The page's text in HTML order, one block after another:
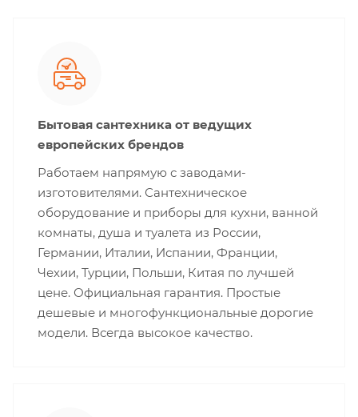
Бытовая сантехника от ведущих
европейских брендов
Работаем напрямую с заводами-
изготовителями. Сантехническое
оборудование и приборы для кухни, ванной
комнаты, душа и туалета из России,
Германии, Италии, Испании, Франции,
Чехии, Турции, Польши, Китая по лучшей
цене. Официальная гарантия. Простые
дешевые и многофункциональные дорогие
модели. Всегда высокое качество.